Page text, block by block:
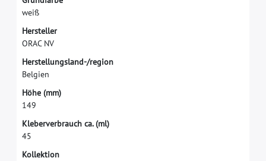
weiß
Hersteller
ORAC NV
Herstellungsland-/region
Belgien
Höhe (mm)
149
Kleberverbrauch ca. (ml)
45
Kollektion